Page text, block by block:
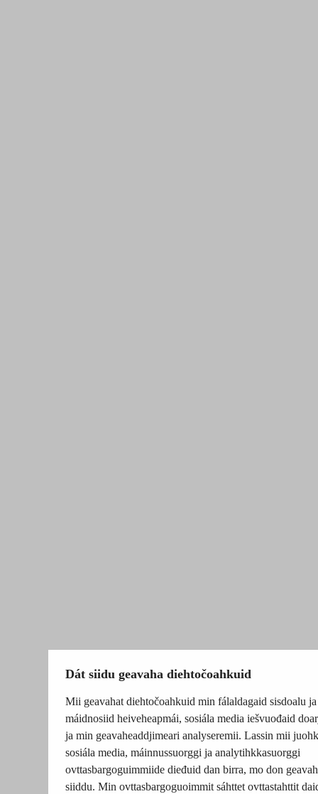
Dát siidu geavaha diehtočoahkuid
Mii geavahat diehtočoahkuid min fálaldagaid sisdoalu ja
máidnosiid heiveheapmái, sosiála media iešvuođaid
ja min geavaheaddjimeari analyseremii. Lassin mii
sosiála media, máinnussuorggi ja analytihkkasuorggi
ovttasbargoguimmiide dieđuid dan birra, mo don
siiddu. Min ovttasbargoguoimmit sáhttet ovttastahttit